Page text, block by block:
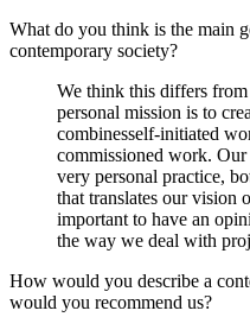
What do you think is the main
contemporary society?
We think this differs
personal mission is to
combinesself-initiated
commissioned work.
very personal practice,
that translates our vision
important to have an
the way we deal with
How would you describe a
would you recommend us?